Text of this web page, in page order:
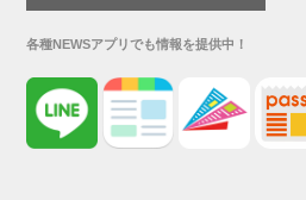
各種NEWSアプリでも情報を提供中！